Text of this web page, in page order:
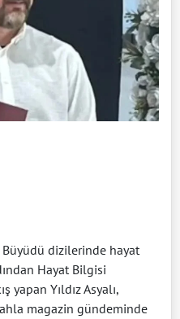
Büyüdü dizilerinde hayat
Hayat Bilgisi
yapan Yıldız Asyalı,
magazin gündeminde